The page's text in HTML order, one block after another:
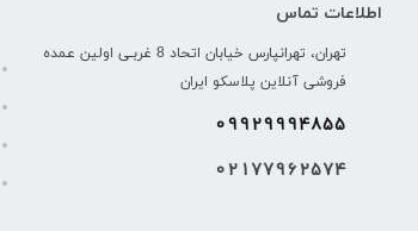
اطلاعات تماس
تهران، تهرانپارس خیابان اتحاد 8 غربـی اولین عمده
فروشی آنلاین پلاسکو ایران
09929994855
02177962574